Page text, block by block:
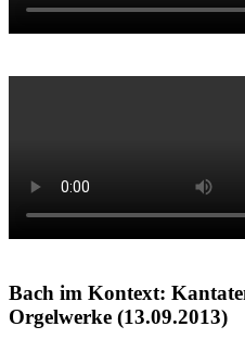
Bach im Kontext:
Orgelwerke (13.09.2013)